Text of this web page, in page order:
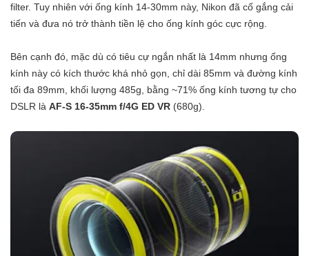
filter. Tuy nhiên với ống kính 14-30mm này, Nikon đã cố gắng cải
tiến và đưa nó trở thành tiền lệ cho ống kính góc cực rộng.
Bên cạnh đó, mặc dù có tiêu cự ngắn nhất là 14mm nhưng ống
kính này có kích thước khá nhỏ gọn, chỉ dài 85mm và đường kính
tối đa 89mm, khối lượng 485g, bằng ~71% ống kính tương tự cho
DSLR là AF-S 16-35mm f/4G ED VR (680g).